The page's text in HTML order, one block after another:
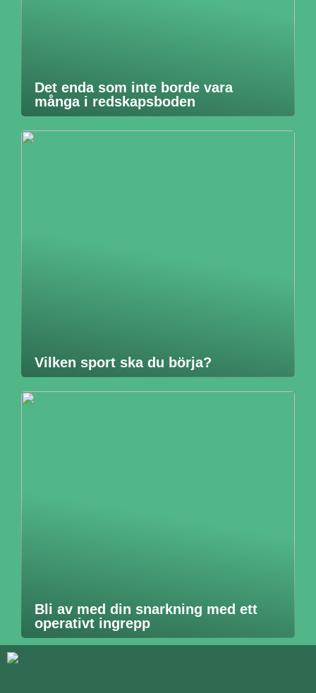
Det enda som inte borde vara
många i redskapsboden
Vilken sport ska du börja?
Bli av med din snarkning med ett
operativt ingrepp